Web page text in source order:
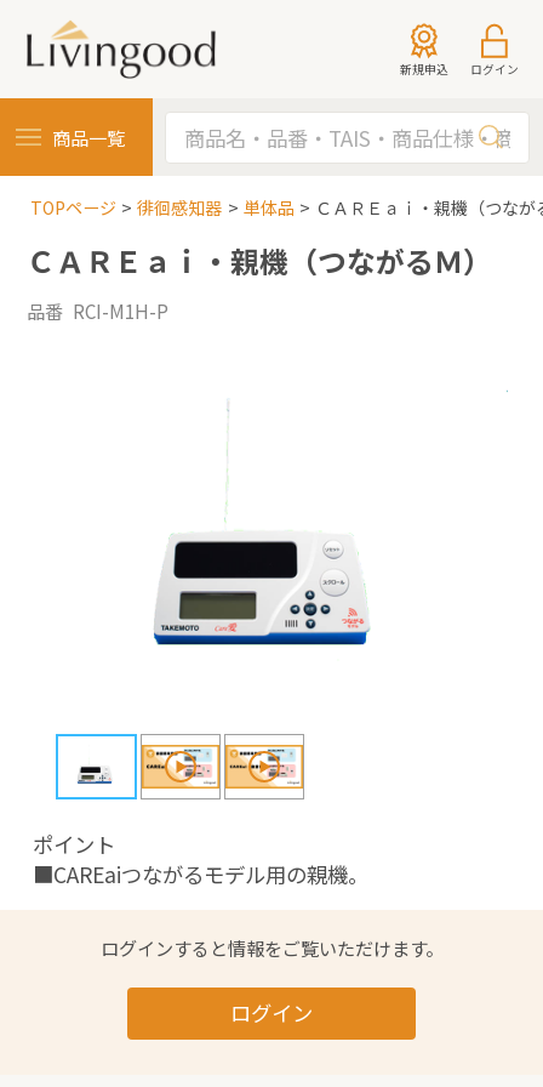
新規申込 ログイン
商品一覧
TOPページ 徘徊感知器 単体品 ＣＡＲＥａｉ・親機（つなが
ＣＡＲＥａｉ・親機（つながるＭ）
品番 RCI-M1H-P
ポイント
■CAREaiつながるモデル用の親機。
ログインすると情報をご覧いただけます。
ログイン